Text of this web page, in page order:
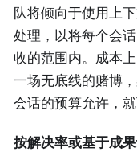
队将倾向于使用上
处理，以将每个会
收的范围内。成本
一场无底线的赌博
会话的预算允许，
按解决率或基于成